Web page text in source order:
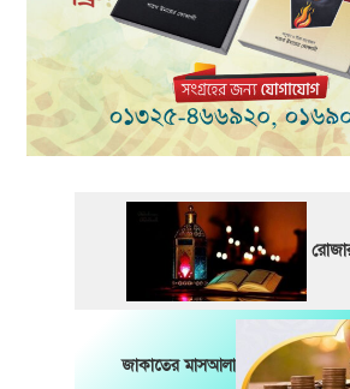
জাকাতের মাসআলা